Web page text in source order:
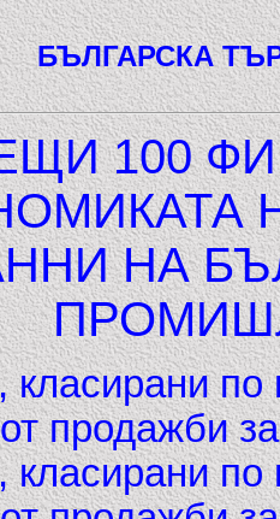
БЪЛГАРСКА
100
НА
продажби